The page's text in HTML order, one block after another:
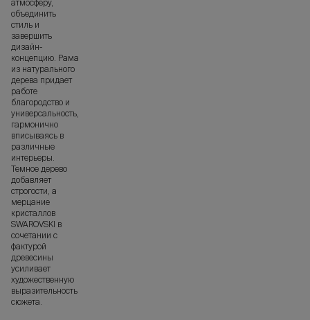
атмосферу,
объединить
стиль и
завершить
дизайн-
концепцию. Рама
из натурального
дерева придает
работе
благородство и
универсальность,
гармонично
вписываясь в
различные
интерьеры.
Темное дерево
добавляет
строгости, а
мерцание
кристаллов
SWAROVSKI в
сочетании с
фактурой
древесины
усиливает
художественную
выразительность
сюжета.